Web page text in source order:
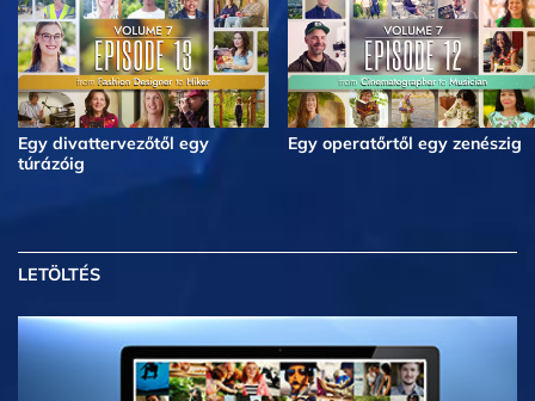
Egy divattervezőtől egy
túrázóig
Egy operatőrtől egy zenészig
LETÖLTÉS